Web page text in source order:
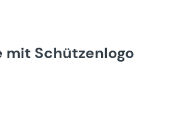
mit Schützenlogo